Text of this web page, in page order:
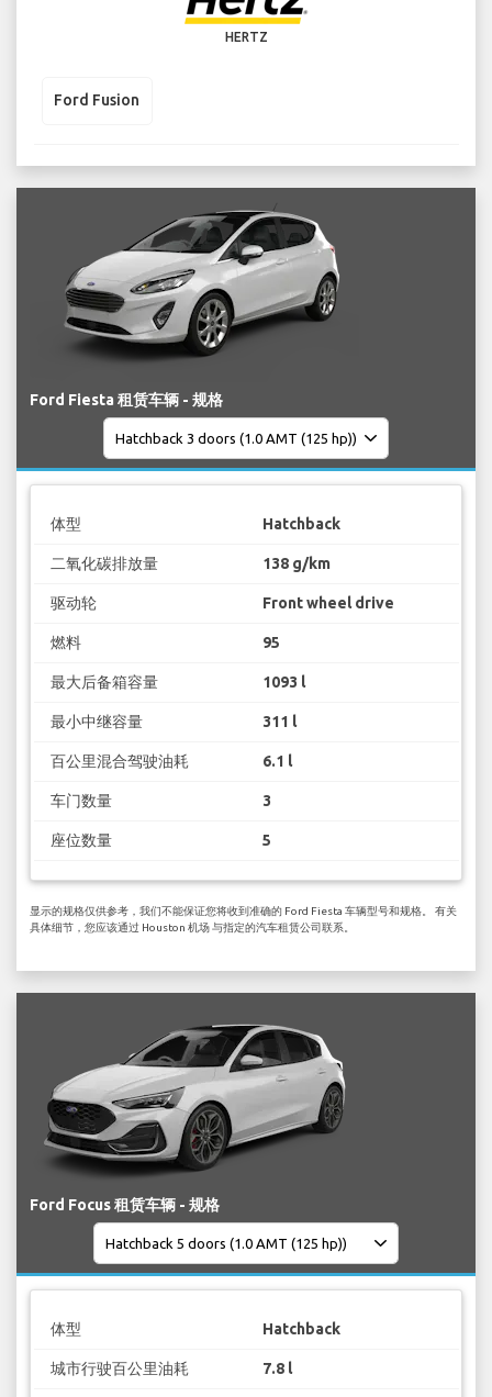
HERTZ
Ford Fusion
Ford Fiesta 租赁车辆 - 规格
体型 Hatchback
二氧化碳排放量 138 g/km
驱动轮 Front wheel drive
燃料 95
最大后备箱容量 1093 l
最小中继容量 311 l
百公里混合驾驶油耗 6.1 l
车门数量 3
座位数量 5
显示的规格仅供参考，我们不能保证您将收到准确的 Ford Fiesta 车辆型号和规格。 有关
具体细节，您应该通过 Houston 机场 与指定的汽车租赁公司联系。
Ford Focus 租赁车辆 - 规格
体型 Hatchback
城市行驶百公里油耗 7.8 l